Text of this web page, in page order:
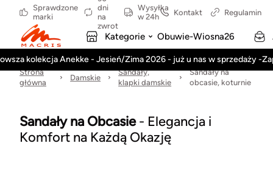
Sprawdzone
marki
dni
na
zwrot
Wysyłka
w 24h
Kontakt Regulamin
Kategorie Obuwie-Wiosna26
kolekcja Anekke - Jesień/Zima 2026 - już u nas w sprzedaży -
Strona
główna
Damskie
Sandały,
klapki damskie
Sandały na
obcasie, koturnie
Sandały na Obcasie- Elegancja i
Komfort na Każdą Okazję